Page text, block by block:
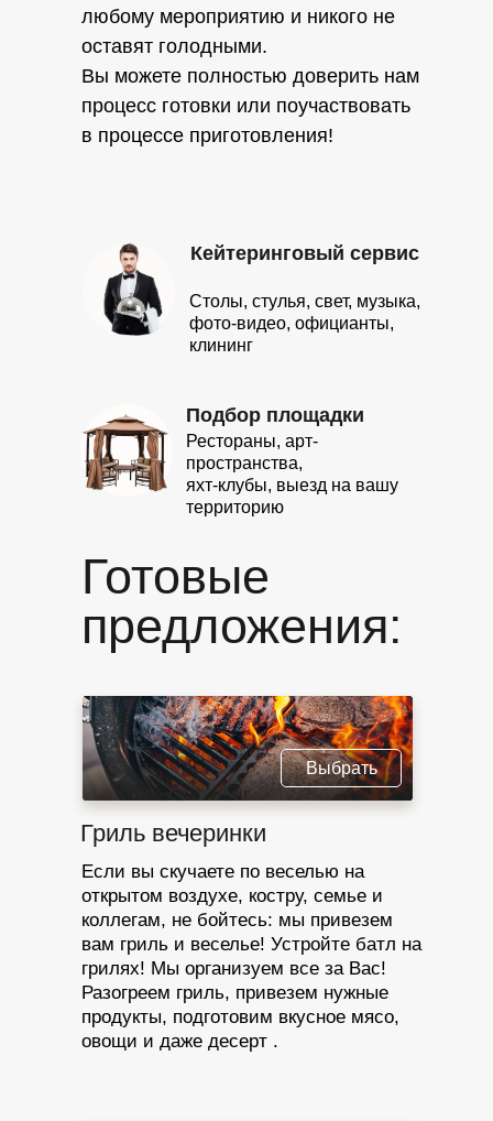
любому мероприятию и никого не
оставят голодными.
Вы можете полностью доверить нам
процесс готовки или поучаствовать
в процессе приготовления!
Столы, стулья, свет, музыка,
фото-видео, официанты,
клининг
Кейтеринговый сервис
Рестораны, арт-
пространства,
яхт-клубы, выезд на вашу
территорию
Подбор площадки
Готовые
предложения:
Гриль вечеринки
Если вы скучаете по веселью на
открытом воздухе, костру, семье и
коллегам, не бойтесь: мы привезем
вам гриль и веселье! Устройте батл на
грилях! Мы организуем все за Вас!
Разогреем гриль, привезем нужные
продукты, подготовим вкусное мясо,
овощи и даже десерт .
Выбрать